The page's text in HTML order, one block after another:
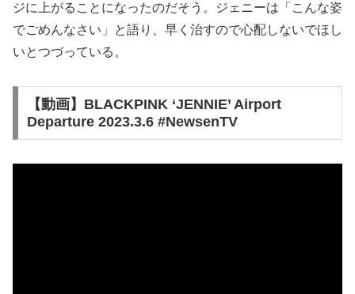
ジに上がることになったのだそう。ジェニーは「こんな姿
でごめんなさい」と語り、早く治すので心配しないでほし
いとつづっている。
【動画】BLACKPINK ‘JENNIE’ Airport
Departure 2023.3.6 #NewsenTV